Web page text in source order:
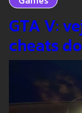
GTA V:
cheats